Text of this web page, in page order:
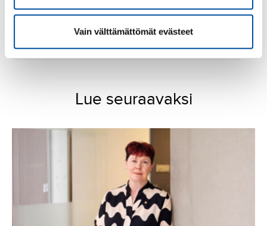
Vain välttämättömät evästeet
SuPer vanhustenhuollossa
Lue seuraavaksi